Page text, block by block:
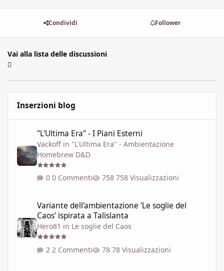
Condividi Follower
Vai alla lista delle discussioni
Inserzioni blog
"L'Ultima Era" - I Piani Esterni
Vackoff in "L'Ultima Era" - Ambientazione
Homebrew D&D
0 Commenti 758 Visualizzazioni
Variante dell'ambientazione 'Le soglie del
Caos' ispirata a Talislanta
Hero81 in Le soglie del Caos
2 Commenti 78 Visualizzazioni